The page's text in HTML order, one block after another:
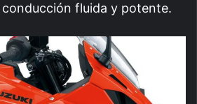
fluida y potente.